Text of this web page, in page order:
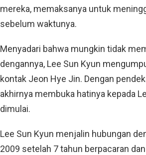
mereka, memaksanya untuk
sebelum waktunya.
Menyadari bahwa mungkin tidak
dengannya, Lee Sun Kyun
kontak Jeon Hye Jin. Dengan
akhirnya membuka hatinya kepada
dimulai.
Lee Sun Kyun menjalin hubungan
2009 setelah 7 tahun berpacaran